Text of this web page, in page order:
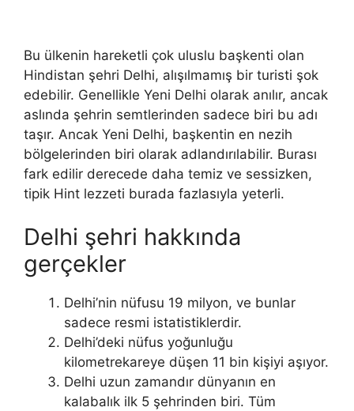
Bu ülkenin hareketli çok uluslu başkenti olan
Hindistan şehri Delhi, alışılmamış bir turisti şok
edebilir. Genellikle Yeni Delhi olarak anılır, ancak
aslında şehrin semtlerinden sadece biri bu adı
taşır. Ancak Yeni Delhi, başkentin en nezih
bölgelerinden biri olarak adlandırılabilir. Burası
fark edilir derecede daha temiz ve sessizken,
tipik Hint lezzeti burada fazlasıyla yeterli.
Delhi şehri hakkında
gerçekler
Delhi’nin nüfusu 19 milyon, ve bunlar
sadece resmi istatistiklerdir.
Delhi’deki nüfus yoğunluğu
kilometrekareye düşen 11 bin kişiyi aşıyor.
Delhi uzun zamandır dünyanın en
kalabalık ilk 5 şehrinden biri. Tüm